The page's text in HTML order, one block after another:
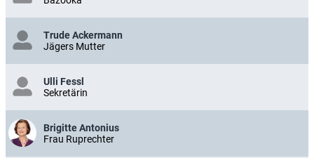
Trude Ackermann
Jägers Mutter
Ulli Fessl
Sekretärin
Brigitte Antonius
Frau Ruprechter